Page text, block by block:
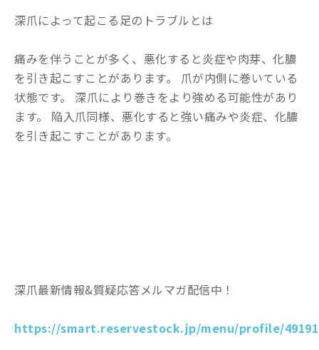
深爪によって起こる足のトラブルとは
痛みを伴うことが多く、悪化すると炎症や肉芽、化膿
を引き起こすことがあります。 爪が内側に巻いている
状態です。 深爪により巻きをより強める可能性があり
ます。 陥入爪同様、悪化すると強い痛みや炎症、化膿
を引き起こすことがあります。
深爪最新情報&質疑応答メルマガ配信中！
https://smart.reservestock.jp/menu/profile/49191